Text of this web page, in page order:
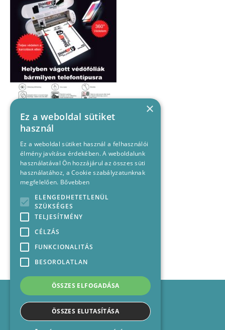
Impresszum
Médiajánlat
Felhasználási feltételek
×
Ez a weboldal sütiket
használ
Ez a weboldal sütiket használ a felhasználói
élmény javítása érdekében. A weboldalunk
használatával Ön hozzájárul az összes süti
használatához, a Cookie szabályzatunknak
megfelelően. Bővebben
ELENGEDHETETLENÜL
SZÜKSÉGES
TELJESÍTMÉNY
CÉLZÁS
FUNKCIONALITÁS
BESOROLATLAN
ÖSSZES ELFOGADÁSA
ÖSSZES ELUTASÍTÁSA